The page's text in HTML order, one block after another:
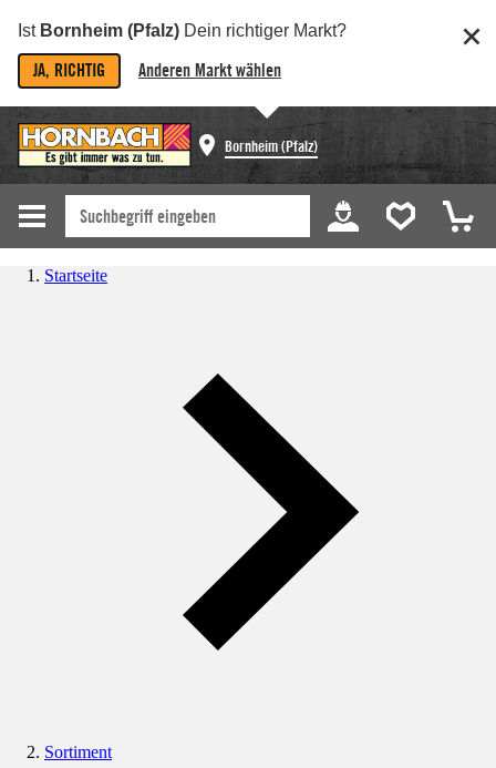
Ist Bornheim (Pfalz) Dein richtiger Markt?
JA, RICHTIG Anderen Markt wählen
Bornheim (Pfalz)
Startseite
Sortiment